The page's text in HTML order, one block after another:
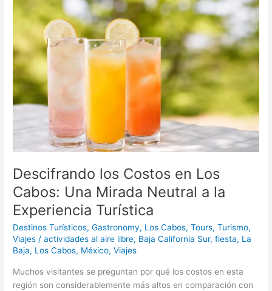
Descifrando los Costos en Los
Cabos: Una Mirada Neutral a la
Experiencia Turística
Destinos Turísticos,Gastronomy, Los Cabos,Tours,Turismo,
Viajes /actividades al aire libre, Baja California Sur,fiesta, La
Baja, Los Cabos, México,Viajes
Muchos visitantes se preguntan por qué los costos en esta
región son considerablemente más altos en comparación con
los
Costos
Los
Cabos:
Una
Neutral
Experiencia
Turística